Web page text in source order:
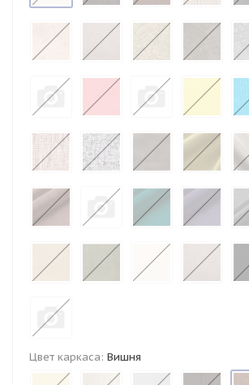
Цвет каркаса: Вишня